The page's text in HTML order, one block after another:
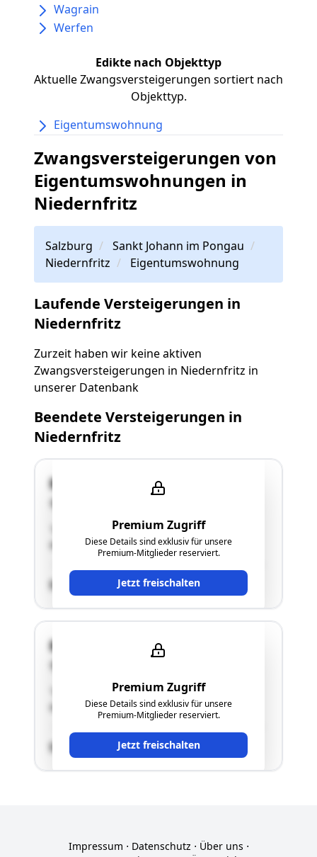
Wagrain
Werfen
Edikte nach Objekttyp
Aktuelle Zwangsversteigerungen sortiert nach
Objekttyp.
Eigentumswohnung
Zwangsversteigerungen von
Eigentumswohnungen in
Niedernfritz
Salzburg
Sankt Johann im Pongau
Niedernfritz
Eigentumswohnung
Laufende Versteigerungen in
Niedernfritz
Zurzeit haben wir keine aktiven
Zwangsversteigerungen in Niedernfritz in
unserer Datenbank
Beendete Versteigerungen in
Niedernfritz
Premium Zugriff
Diese Details sind exklusiv für unsere
Premium-Mitglieder reserviert.
Jetzt freischalten
Brunnhäuslsiedlung 112
"Garage im Kellergeschoss des
WohnhausesGarage 2"
SCHÄTZWERT
Premium Zugriff
Diese Details sind exklusiv für unsere
Premium-Mitglieder reserviert.
Jetzt freischalten
Brunnhäuslsiedlung 112
"Garage im Kellergeschoss des
WohnhausesGarage 2"
SCHÄTZWERT
Impressum ⋅ Datenschutz ⋅ Über uns ⋅